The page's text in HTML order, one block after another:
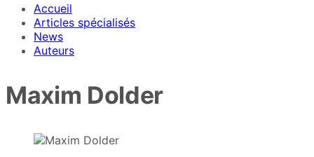
Accueil
Articles spécialisés
News
Auteurs
Maxim Dolder